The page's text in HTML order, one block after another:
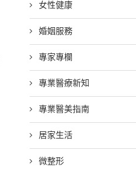
女性健康
婚姻服務
專家專欄
專業醫療新知
專業醫美指南
居家生活
微整形